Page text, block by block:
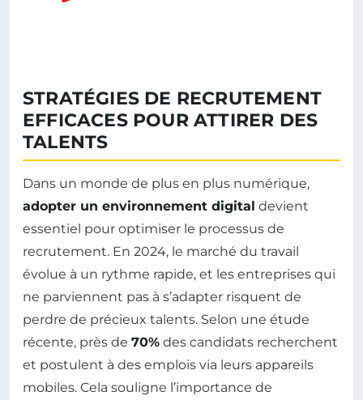
STRATÉGIES DE RECRUTEMENT
EFFICACES POUR ATTIRER DES
TALENTS
Dans un monde de plus en plus numérique,
adopter un environnement digital devient
essentiel pour optimiser le processus de
recrutement. En 2024, le marché du travail
évolue à un rythme rapide, et les entreprises qui
ne parviennent pas à s’adapter risquent de
perdre de précieux talents. Selon une étude
récente, près de 70% des candidats recherchent
et postulent à des emplois via leurs appareils
mobiles. Cela souligne l’importance de